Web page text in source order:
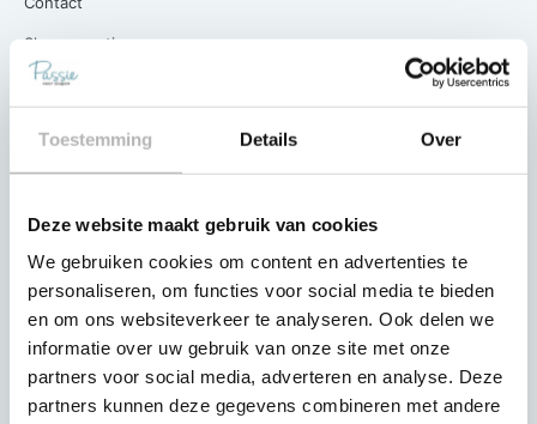
Toestemming Details Over
Deze website maakt gebruik van cookies
We gebruiken cookies om content en advertenties te
personaliseren, om functies voor social media te bieden
en om ons websiteverkeer te analyseren. Ook delen we
informatie over uw gebruik van onze site met onze
partners voor social media, adverteren en analyse. Deze
partners kunnen deze gegevens combineren met andere
Slaapgarantie
Betaling van de aankoop
Passie voor Slapen
Werken bij Passie voor Slapen
Over ons